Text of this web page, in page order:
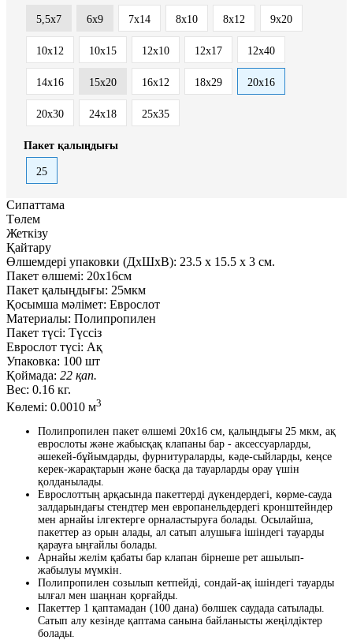
5,5x7 6x9 7x14 8x10 8x12 9x20
10x12 10x15 12x10 12x17 12x40
14x16 15x20 16x12 18x29 20x16
20x30 24x18 25x35
Пакет қалыңдығы
25
Сипаттама
Төлем
Жеткізу
Қайтару
Өлшемдері упаковки (ДxШxВ): 23.5 x 15.5 x 3 см.
Пакет өлшемі: 20x16см
Пакет қалыңдығы: 25мкм
Қосымша мәлімет: Еврослот
Материалы: Полипропилен
Пакет түсі: Түссіз
Еврослот түсі: Ақ
Упаковка: 100 шт
Қоймада: 22 қап.
Вес: 0.16 кг.
Көлемі: 0.0010 м3
Полипропилен пакет өлшемі 20x16 см, қалыңдығы 25 мкм, ақ
еврослоты және жабысқақ клапаны бар - аксессуарларды,
әшекей-бұйымдарды, фурнитураларды, кәде-сыйларды, кеңсе
керек-жарақтарын және басқа да тауарларды орау үшін
қолданылады.
Еврослоттың арқасында пакеттерді дүкендердегі, көрме-сауда
залдарындағы стендтер мен европанельдердегі кронштейндер
мен арнайы ілгектерге орналастыруға болады. Осылайша,
пакеттер аз орын алады, ал сатып алушыға ішіндегі тауарды
қарауға ыңғайлы болады.
Арнайы желім қабаты бар клапан бірнеше рет ашылып-
жабылуы мүмкін.
Полипропилен созылып кетпейді, сондай-ақ ішіндегі тауарды
ылғал мен шаңнан қорғайды.
Пакеттер 1 қаптамадан (100 дана) бөлшек саудада сатылады.
Сатып алу кезінде қаптама санына байланысты жеңілдіктер
болады.